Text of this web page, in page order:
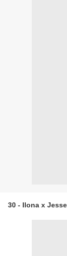
30 - Ilona x